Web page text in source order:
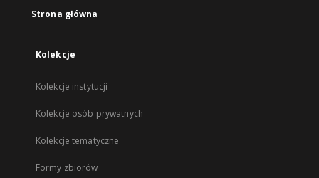
Strona główna
Kolekcje
Kolekcje instytucji
Kolekcje osób prywatnych
Kolekcje tematyczne
Formy zbiorów